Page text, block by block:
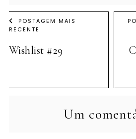
POSTAGEM MAIS
RECENTE
Wishlist #29
Um